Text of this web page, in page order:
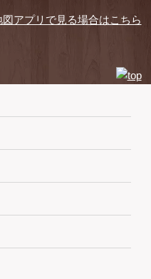
図アプリで見る場合はこちら